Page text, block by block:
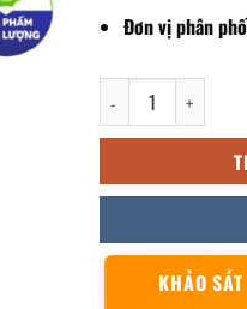
Đơn vị phân
Bếp chiên bề mặt
KHẢO